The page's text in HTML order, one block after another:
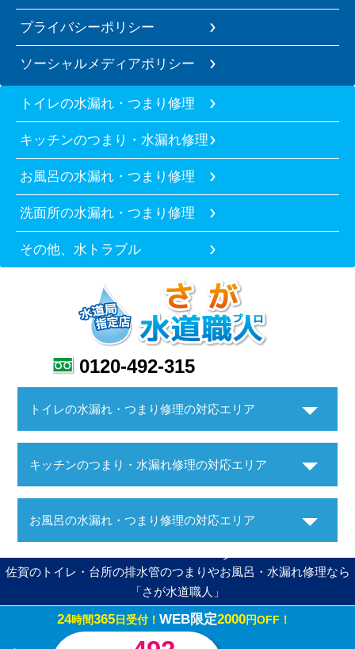
プライバシーポリシー
ソーシャルメディアポリシー
トイレの水漏れ・つまり修理
キッチンのつまり・水漏れ修理
お風呂の水漏れ・つまり修理
洗面所の水漏れ・つまり修理
その他、水トラブル
0120-492-315
トイレの水漏れ・つまり修理の対応エリア
キッチンのつまり・水漏れ修理の対応エリア
お風呂の水漏れ・つまり修理の対応エリア
佐賀のトイレ・台所の排水管のつまりやお風呂・水漏れ修理なら
「さが水道職人」
Copyright ©さが水道職人. All Rights Reserved.
24時間365日受付！ WEB限定2000円OFF！